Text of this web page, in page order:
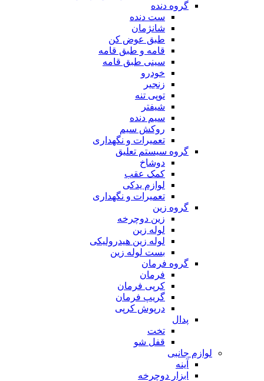
گروه دنده
ست دنده
شانژمان
طبق عوض کن
قامه و طبق قامه
سینی طبق قامه
خودرو
زنجیر
توپی تنه
شیفتر
سیم دنده
روکش سیم
تعمیرات و نگهداری
گروه سیستم تعلیق
دوشاخ
کمک عقب
لوازم یدکی
تعمیرات و نگهداری
گروه زین
زین دوچرخه
لوله زین
لوله زین هیدرولیکی
بست لوله زین
گروه فرمان
فرمان
کرپی فرمان
گریپ فرمان
درپوش کرپی
پدال
تخت
قفل شو
لوازم جانبی
آینه
ابزار دوچرخه